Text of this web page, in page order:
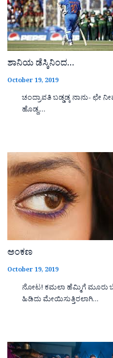
ಶಾನಿಯ ಡೆಸ್ಕಿನಿಂದ…
October 19, 2019
ಚಂದ್ರಾವತಿ ಬಡ್ಡಡ್ಕ ನಾನು- ಛೇ
ಹೊಡ್ದ,…
ಅಂಕಣ
October 19, 2019
ನೋಟ! ಕಮಲಾ ಹೆಮ್ಮಿಗೆ ಮೂರು
ಹಿಡಿದು ಮೇಯಿಸುತ್ತಿರಲಾಗಿ…